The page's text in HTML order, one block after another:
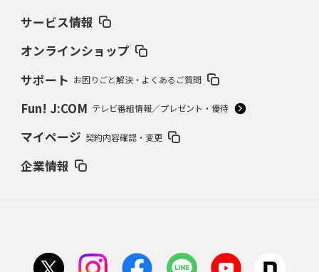
サービス情報
オンラインショップ
サポート お困りごと解決・よくあるご質問
Fun! J:COM テレビ番組情報／プレゼント・優待
マイページ 契約内容確認・変更
企業情報